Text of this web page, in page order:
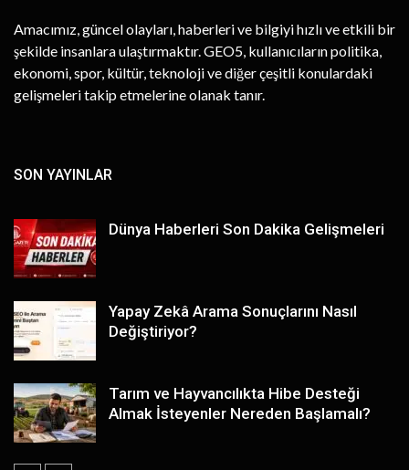
Amacımız, güncel olayları, haberleri ve bilgiyi hızlı ve etkili bir
şekilde insanlara ulaştırmaktır. GEO5, kullanıcıların politika,
ekonomi, spor, kültür, teknoloji ve diğer çeşitli konulardaki
gelişmeleri takip etmelerine olanak tanır.
SON YAYINLAR
Dünya Haberleri Son Dakika Gelişmeleri
Yapay Zekâ Arama Sonuçlarını Nasıl
Değiştiriyor?
Tarım ve Hayvancılıkta Hibe Desteği
Almak İsteyenler Nereden Başlamalı?